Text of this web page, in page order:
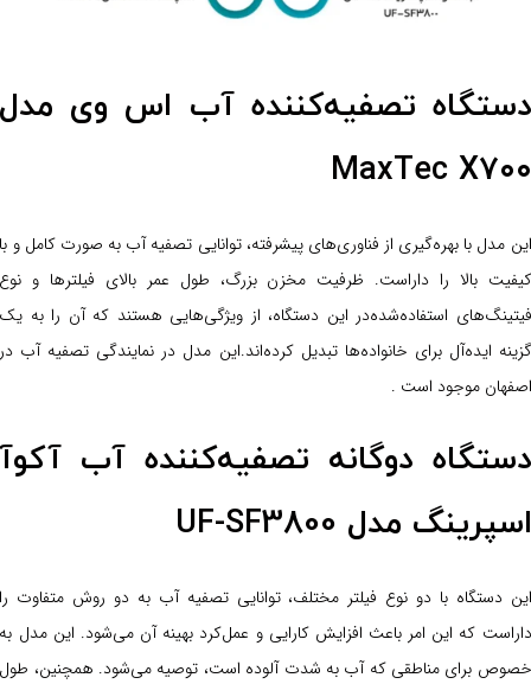
دستگاه تصفیه‌کننده آب اس وی مدل
MaxTec X۷۰۰
این مدل با بهره‌گیری از فناوری‌های پیشرفته، توانایی تصفیه آب به صورت کامل و با
کیفیت بالا را داراست. ظرفیت مخزن بزرگ، طول عمر بالای فیلترها و نوع
فیتینگ‌های استفاده‌شده‌در این دستگاه، از ویژگی‌هایی هستند که آن را به یک
گزینه ایده‌آل برای خانواده‌ها تبدیل کرده‌اند.این مدل در نمایندگی تصفیه آب در
اصفهان موجود است .
دستگاه دو‌گانه تصفیه‌کننده آب آکوآ
اسپرینگ مدل UF-SF3800
این دستگاه با دو نوع فیلتر مختلف، توانایی تصفیه آب به دو روش متفاوت را
داراست که این امر باعث افزایش کارایی و عمل‌کرد بهینه آن می‌شود. این مدل به
خصوص برای مناطقی که آب به شدت آلوده است، توصیه می‌شود. همچنین، طول